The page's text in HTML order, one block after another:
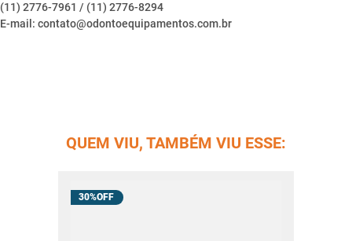
(11) 2776-7961 / (11) 2776-8294
E-mail: contato@odontoequipamentos.com.br
QUEM VIU, TAMBÉM VIU ESSE:
30%